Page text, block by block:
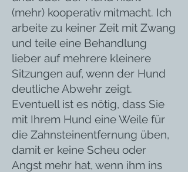
(mehr) kooperativ mitmacht. Ich
arbeite zu keiner Zeit mit Zwang
und teile eine Behandlung
lieber auf mehrere kleinere
Sitzungen auf, wenn der Hund
deutliche Abwehr zeigt.
Eventuell ist es nötig, dass Sie
mit Ihrem Hund eine Weile für
die Zahnsteinentfernung üben,
damit er keine Scheu oder
Angst mehr hat, wenn ihm ins